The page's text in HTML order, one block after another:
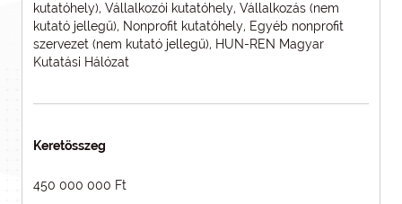
kutatóhely), Vállalkozói kutatóhely, Vállalkozás (nem
kutató jellegű), Nonprofit kutatóhely, Egyéb nonprofit
szervezet (nem kutató jellegű), HUN-REN Magyar
Kutatási Hálózat
Keretösszeg
450 000 000 Ft